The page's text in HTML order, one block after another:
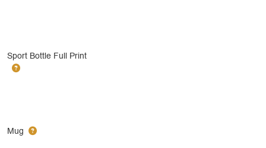
Sport Bottle Full Print
Mug